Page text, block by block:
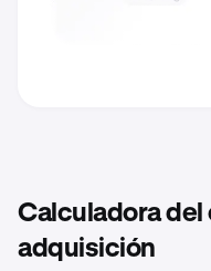
Calculadora
adquisición